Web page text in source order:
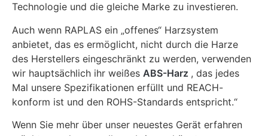
Technologie und die gleiche Marke zu investieren.
Auch wenn RAPLAS ein „offenes“ Harzsystem
anbietet, das es ermöglicht, nicht durch die Harze
des Herstellers eingeschränkt zu werden, verwenden
wir hauptsächlich ihr weißes ABS-Harz , das jedes
Mal unsere Spezifikationen erfüllt und REACH-
konform ist und den ROHS-Standards entspricht.“
Wenn Sie mehr über unser neuestes Gerät erfahren